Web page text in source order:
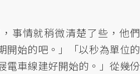
事情就稍微清楚了些，他們
開始的吧。」「以秒為單位的
電車線建好開始的。」從幾份